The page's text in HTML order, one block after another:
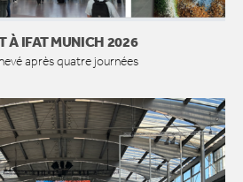
À IFAT MUNICH 2026
après quatre journées